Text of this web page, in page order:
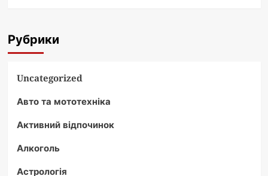
Рубрики
Uncategorized
Авто та мототехніка
Активний відпочинок
Алкоголь
Астрологія